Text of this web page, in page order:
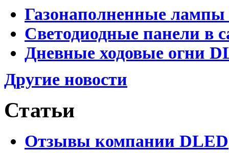
Газонаполненные
Светодиодные панели в
Дневные ходовые огни
Другие новости
Статьи
Отзывы компании DLED